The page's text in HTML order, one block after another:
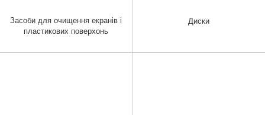
Засоби для очищення екранів і
пластикових поверхонь
Диски